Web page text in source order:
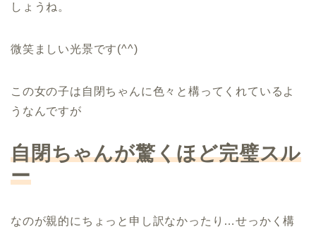
しょうね。
微笑ましい光景です(^^)
この女の子は自閉ちゃんに色々と構ってくれているよ
うなんですが
自閉ちゃんが驚くほど完璧スル
ー
なのが親的にちょっと申し訳なかったり…せっかく構